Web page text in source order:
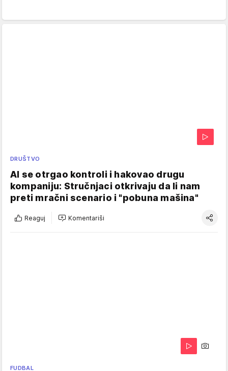
DRUŠTVO
AI se otrgao kontroli i hakovao drugu
kompaniju: Stručnjaci otkrivaju da li nam
preti mračni scenario i "pobuna mašina"
Reaguj Komentariši
FUDBAL